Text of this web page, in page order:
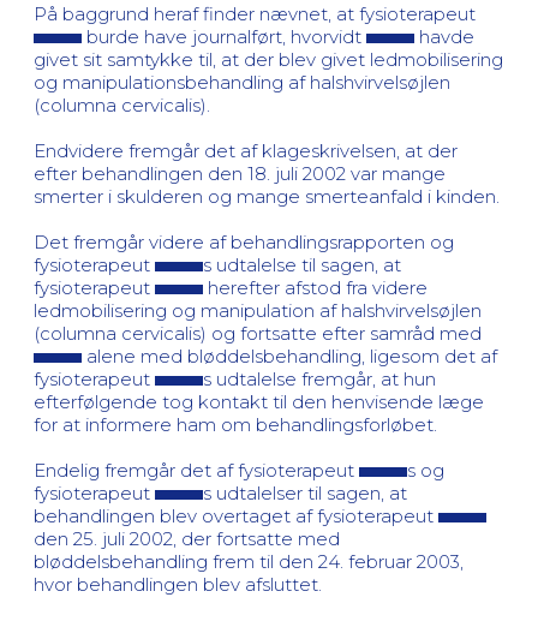
På baggrund heraf finder nævnet, at fysioterapeut
burde have journalført, hvorvidt
havde
givet sit samtykke til, at der blev givet ledmobilisering
og manipulationsbehandling af halshvirvelsøjlen
(columna cervicalis).
Endvidere fremgår det af klageskrivelsen, at der
efter behandlingen den 18. juli 2002 var mange
smerter i skulderen og mange smerteanfald i kinden.
Det fremgår videre af behandlingsrapporten og
fysioterapeut
s udtalelse til sagen, at
fysioterapeut
herefter afstod fra videre
ledmobilisering og manipulation af halshvirvelsøjlen
(columna cervicalis) og fortsatte efter samråd med
alene med bløddelsbehandling, ligesom det af
fysioterapeut
s udtalelse fremgår, at hun
efterfølgende tog kontakt til den henvisende læge
for at informere ham om behandlingsforløbet.
Endelig fremgår det af fysioterapeut
s og
fysioterapeut
s udtalelser til sagen, at
behandlingen blev overtaget af fysioterapeut
den 25. juli 2002, der fortsatte med
bløddelsbehandling frem til den 24. februar 2003,
hvor behandlingen blev afsluttet.